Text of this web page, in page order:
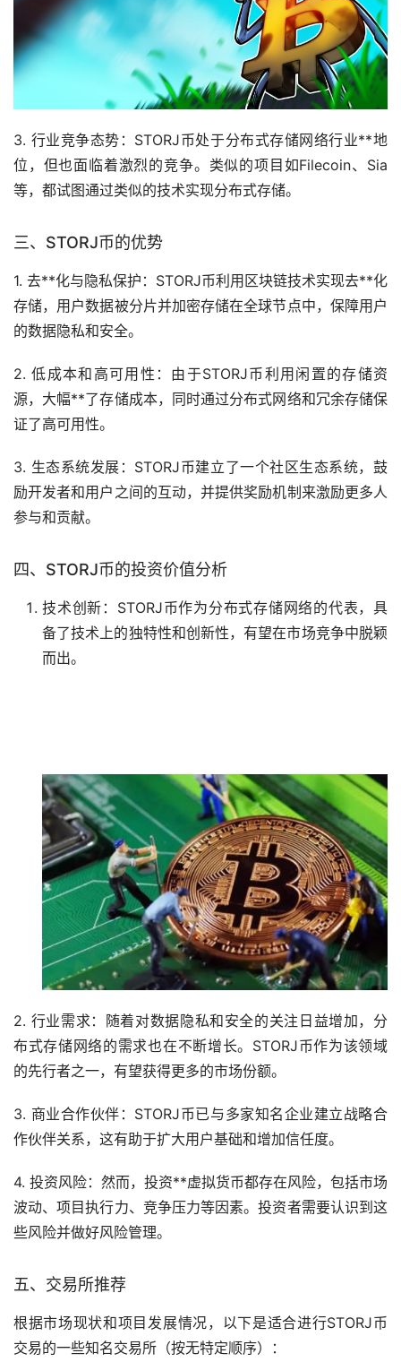
3. 行业竞争态势：STORJ币处于分布式存储网络行业**地
位，但也面临着激烈的竞争。类似的项目如Filecoin、Sia
等，都试图通过类似的技术实现分布式存储。
三、STORJ币的优势
1. 去**化与隐私保护：STORJ币利用区块链技术实现去**化
存储，用户数据被分片并加密存储在全球节点中，保障用户
的数据隐私和安全。
2. 低成本和高可用性：由于STORJ币利用闲置的存储资
源，大幅**了存储成本，同时通过分布式网络和冗余存储保
证了高可用性。
3. 生态系统发展：STORJ币建立了一个社区生态系统，鼓
励开发者和用户之间的互动，并提供奖励机制来激励更多人
参与和贡献。
四、STORJ币的投资价值分析
技术创新：STORJ币作为分布式存储网络的代表，具
备了技术上的独特性和创新性，有望在市场竞争中脱颖
而出。
2. 行业需求：随着对数据隐私和安全的关注日益增加，分
布式存储网络的需求也在不断增长。STORJ币作为该领域
的先行者之一，有望获得更多的市场份额。
3. 商业合作伙伴：STORJ币已与多家知名企业建立战略合
作伙伴关系，这有助于扩大用户基础和增加信任度。
4. 投资风险：然而，投资**虚拟货币都存在风险，包括市场
波动、项目执行力、竞争压力等因素。投资者需要认识到这
些风险并做好风险管理。
五、 交易所推荐
根据市场现状和项目发展情况，以下是适合进行STORJ币
交易的一些知名交易所（按无特定顺序）：